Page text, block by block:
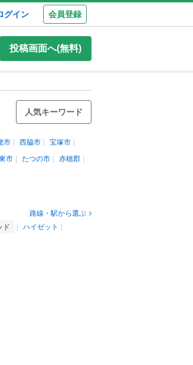
グイン 会員登録
投稿画面へ(無料)
人気キーワード
市 西脇市
宝塚市
市 たつの市
赤穂郡
路線・駅から選ぶ
ド
ハイゼット